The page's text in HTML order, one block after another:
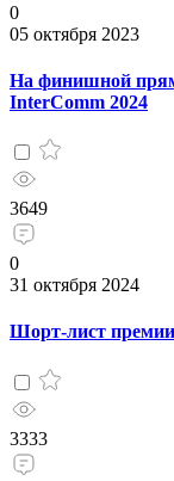
0
05 октября 2023
На финишной
InterComm 2024
3649
0
31 октября 2024
Шорт-лист
3333